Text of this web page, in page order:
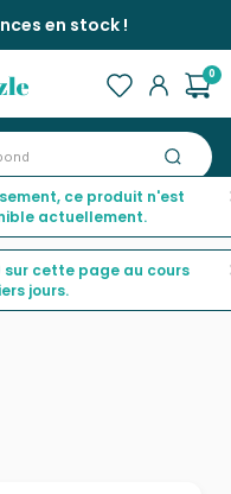
en stock !
0
>Beautés Nocturnes
ce produit n'est
actuellement.
sur cette page au cours
jours.